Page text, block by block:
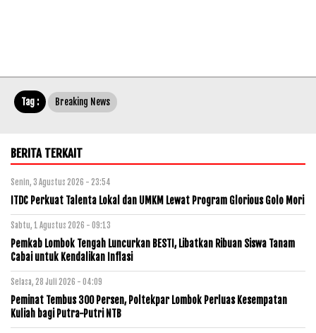
Tag : Breaking News
BERITA TERKAIT
Senin, 3 Agustus 2026 - 23:54
ITDC Perkuat Talenta Lokal dan UMKM Lewat Program Glorious Golo Mori
Sabtu, 1 Agustus 2026 - 09:13
Pemkab Lombok Tengah Luncurkan BESTI, Libatkan Ribuan Siswa Tanam
Cabai untuk Kendalikan Inflasi
Selasa, 28 Juli 2026 - 04:09
Peminat Tembus 300 Persen, Poltekpar Lombok Perluas Kesempatan
Kuliah bagi Putra-Putri NTB